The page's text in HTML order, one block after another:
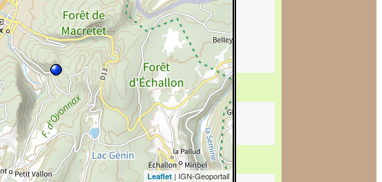
Leaflet | IGN-Geoportail